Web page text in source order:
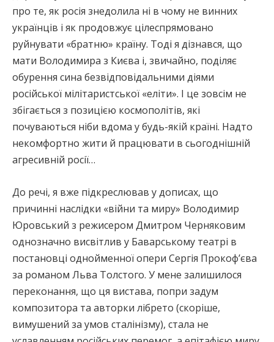
про те, як росія знедолила ні в чому не винних
українців і як продовжує цілеспрямовано
руйнувати «братню» країну. Тоді я дізнався, що
мати Володимира з Києва і, звичайно, поділяє
обурення сина безвідповідальними діями
російської мілітаристської «еліти». І це зовсім не
збігається з позицією космополітів, які
почуваються ніби вдома у будь-якій країні. Надто
некомфортно жити й працювати в сьогоднішній
агресивній росії…
До речі, я вже підкреслював у дописах, що
причинні наслідки «війни та миру» Володимир
Юровський з режисером Дмитром Черняковим
однозначно висвітлив у Баварському театрі в
постановці однойменної опери Сергія Прокоф’єва
за романом Льва Толстого. У мене залишилося
переконання, що ця вистава, попри задум
композитора та авторки лібрето (скоріше,
вимушений за умов сталінізму), стала не